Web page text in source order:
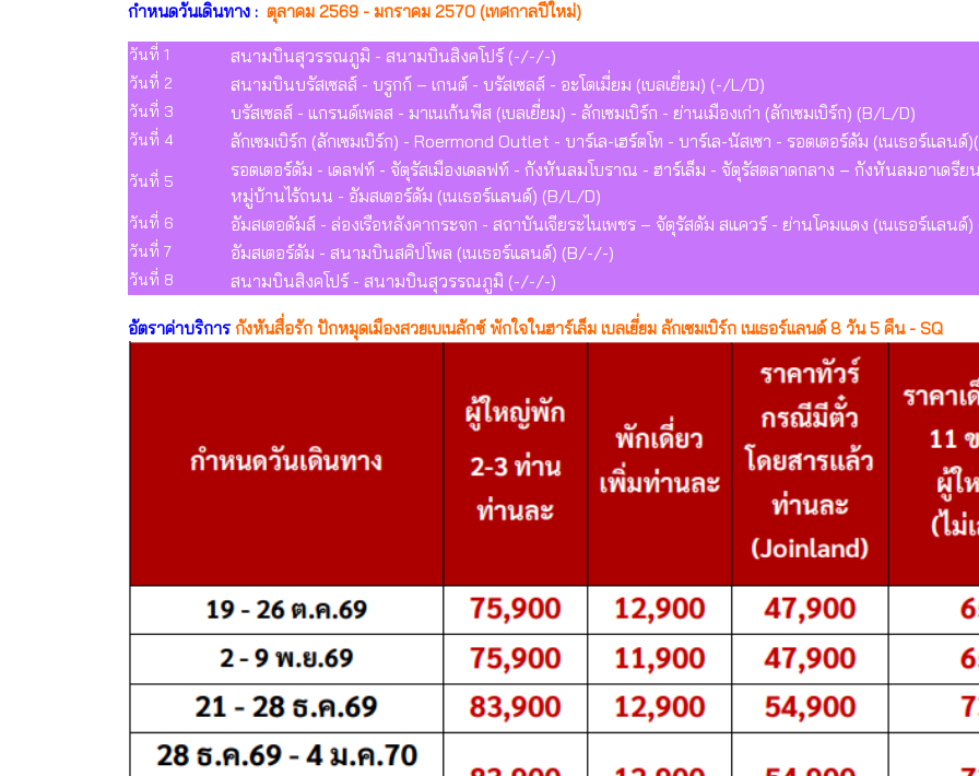
กำหนดวันเดินทาง : ตุลาคม 2569 - มกราคม 2570 (เทศกาลปีใหม่)
วันที่ 1 สนามบินสุวรรณภูมิ - สนามบินสิงคโปร์ (-/-/-)
วันที่ 2 สนามบินบรัสเซลส์ - บรูกก์ – เกนต์ - บรัสเซลส์ - อะโตเมี่ยม (เบลเยี่ยม) (-/L/D)
วันที่ 3 บรัสเซลส์ - แกรนด์เพลส - มาเนเก้นพีส (เบลเยี่ยม) - ลักเซมเบิร์ก - ย่านเมืองเก่า (ลักเซมเบิร์ก) (B/L/D)
วันที่ 4 ลักเซมเบิร์ก (ลักเซมเบิร์ก) - Roermond Outlet - บาร์เล-เฮร์ตโท - บาร์เล-นัสเซา - รอตเตอร์ดัม (เนเธอร์แลน
วันที่ 5
รอตเตอร์ดัม - เดลฟท์ - จัตุรัสเมืองเดลฟท์ - กังหันลมโบราณ - ฮาร์เล็ม - จัตุรัสตลาดกลาง – กังหันลมอาเดรีย
หมู่บ้านไร้ถนน - อัมสเตอร์ดัม (เนเธอร์แลนด์) (B/L/D)
วันที่ 6 อัมสเตอดัมส์ - ล่องเรือหลังคากระจก - สถาบันเจียระไนเพชร – จัตุรัสดัม สแควร์ - ย่านโคมแดง (เนเธอร์แลน
วันที่ 7 อัมสเตอร์ดัม - สนามบินสคิปโพล (เนเธอร์แลนด์) (B/-/-)
วันที่ 8 สนามบินสิงคโปร์ - สนามบินสุวรรณภูมิ (-/-/-)
อัตราค่าบริการ กังหันสื่อรัก ปักหมุดเมืองสวยเบเนลักซ์ พักใจในฮาร์เล็ม เบลเยี่ยม ลักเซมเบิร์ก เนเธอร์แลนด์ 8 วัน 5 คืน - SQ